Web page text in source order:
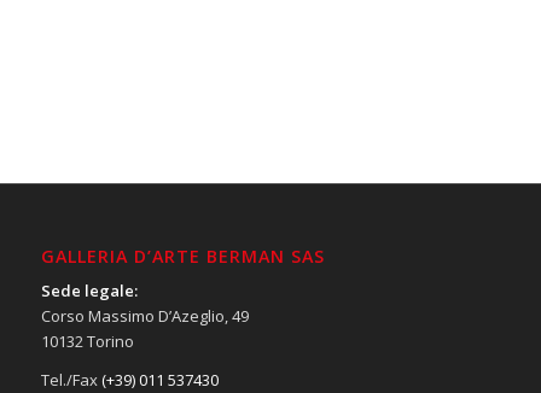
GALLERIA D’ARTE BERMAN SAS
Sede legale:
Corso Massimo D’Azeglio, 49
10132 Torino
Tel./Fax(+39) 011 537430